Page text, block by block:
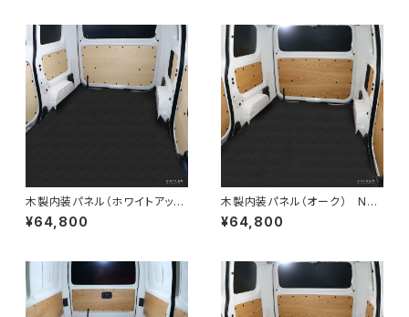
木製内装パネル（ホワイトアッシ
ュ） NV200バネットリアポケッ
ト付き専用
¥64,800
木製内装パネル（オーク） NV2
00バネットリアポケット付き専用
¥64,800